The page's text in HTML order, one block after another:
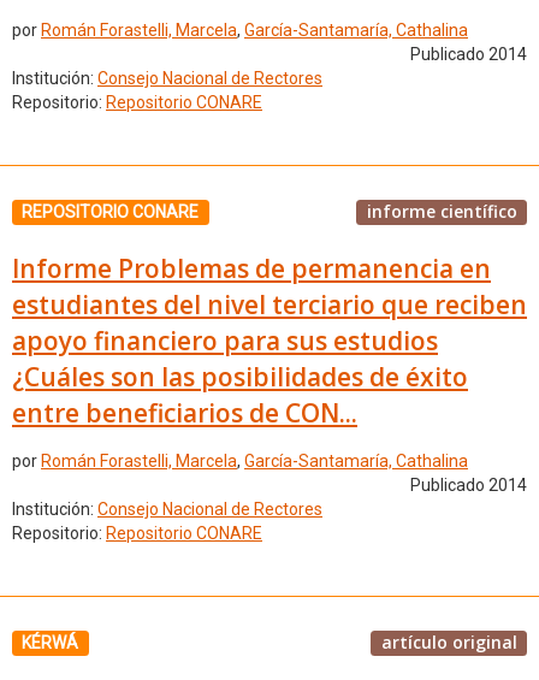
por Román Forastelli, Marcela, García-Santamaría, Cathalina
Publicado 2014
Institución: Consejo Nacional de Rectores
Repositorio: Repositorio CONARE
REPOSITORIO CONARE informe científico
Informe Problemas de permanencia en
estudiantes del nivel terciario que reciben
apoyo financiero para sus estudios
¿Cuáles son las posibilidades de éxito
entre beneficiarios de CON...
por Román Forastelli, Marcela, García-Santamaría, Cathalina
Publicado 2014
Institución: Consejo Nacional de Rectores
Repositorio: Repositorio CONARE
KÉRWÁ artículo original